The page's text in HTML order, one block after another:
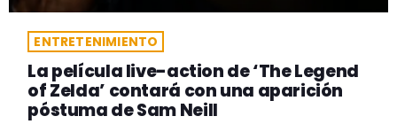
ENTRETENIMIENTO
La película live-action de ‘The Legend
of Zelda’ contará con una aparición
póstuma de Sam Neill